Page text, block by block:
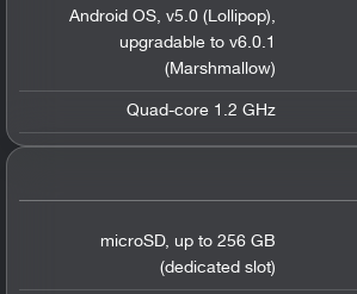
Android OS, v5.0 (Lollipop),
upgradable to v6.0.1
(Marshmallow)
Quad-core 1.2 GHz
microSD, up to 256 GB
(dedicated slot)